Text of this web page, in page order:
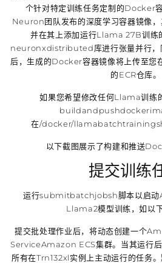
个针对特定训练任务定制的Docker
Neuron团队发布的深度学习容器镜像，
并在其上添加运行Llama 27B训练
neuronxdistributed库进行张量并行，
后，生成的Docker容器镜像将上传至
的ECR仓库。
如果您希望修改任何Llama训练
在/docker/llamabatchtrainingsh
以下截图展示了构建和推送
提交训练
运行submitbatchjobsh脚本以启动
Llama2模型训练，如以下
提交批处理作业后，将动态创建一个
ServiceAmazon ECS集群。当其运行
所有在Trn132xl实例上主动运行的任务